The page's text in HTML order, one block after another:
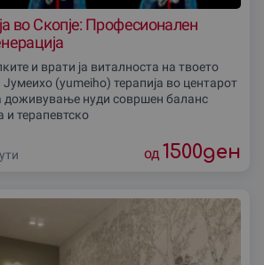
во Скопје: Професионален
и врати ја виталноста на твоето
Јумеихо (yumeiho) терапија во центарот
доживување нуди совршен баланс
и терапевтско
од 1500ден